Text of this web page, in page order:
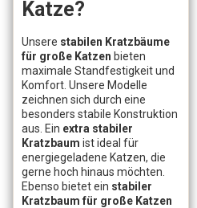
Katze?
Unsere stabilen Kratzbäume
für große Katzen bieten
maximale Standfestigkeit und
Komfort. Unsere Modelle
zeichnen sich durch eine
besonders stabile Konstruktion
aus. Ein extra stabiler
Kratzbaum ist ideal für
energiegeladene Katzen, die
gerne hoch hinaus möchten.
Ebenso bietet ein stabiler
Kratzbaum für große Katzen